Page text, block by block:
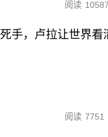
阅读 10587
手，卢拉让世界看
阅读 7751